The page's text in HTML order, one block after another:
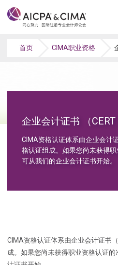
首页 CIMA职业资格
企业会计证书 （CERT
CIMA资格认证体系由企业会计
格认证组成。如果您尚未获得职
可从我们的企业会计证书开始。
CIMA资格认证体系由企业会计证书
成。如果您尚未获得职业资格认证